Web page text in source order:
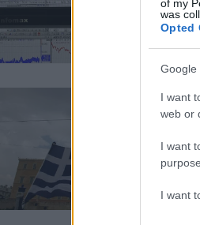
of my
was
Opted
Google
I want
web or
I want
I want